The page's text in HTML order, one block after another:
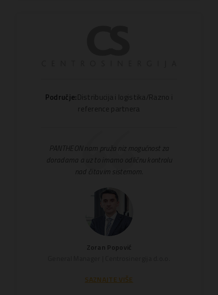
Područje:Distribucija i logistika/Razno i
reference partnera
PANTHEON nam pruža niz mogućnost za
doradama a uz to imamo odličnu kontrolu
nad čitavim sistemom.
Zoran Popović
SAZNAJTE VIŠE